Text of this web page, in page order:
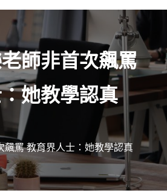
師非首次飆罵
她教學認真
飆罵 教育界人士：她教學認真